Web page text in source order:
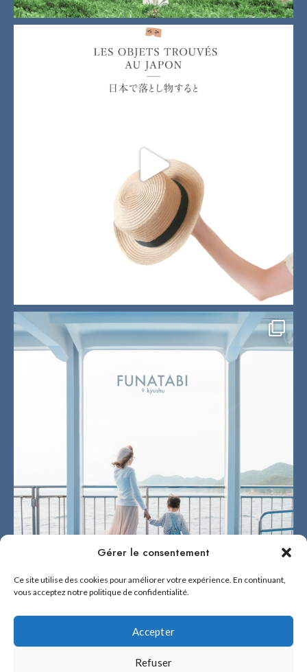
Gérer le consentement
Ce site utilise des cookies pour améliorer votre expérience. En continuant,
vous acceptez notre politique de confidentialité.
Accepter
Refuser